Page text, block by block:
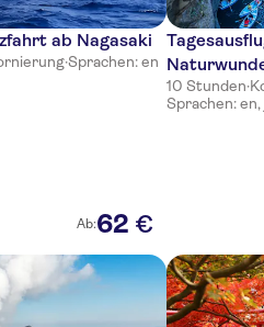
ab Nagasaki
·Sprachen: en
Ab:62 €
10 Stunden·
Sprachen: en,